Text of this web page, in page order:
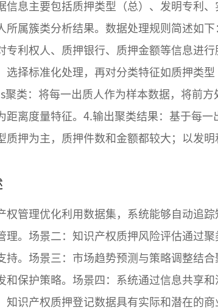
信息主要包括质押类型（总）、发明专利
所属簇类分析结果。数据处理规则简述如
专利权人、质押银行、质押金额等信息进
选择标准化处理，再对分类特征如质押类
聚类：将每一出质人作为样本数据，将前
距离度量特征。4.输出聚类结果：基于每
质押为主，质押件数和金额都较大；以发
权管理优化利用数据集，系统能够自动追
理。场景二：知识产权质押风险评估通过
持。场景三：市场趋势预测与策略调整结
和保护策略。场景四：系统通过信息共享
知识产权质押登记数据具有实际和潜在的